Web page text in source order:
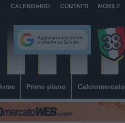
CALENDARIO CONTATTI MOBILE
Primo piano Calciomercato